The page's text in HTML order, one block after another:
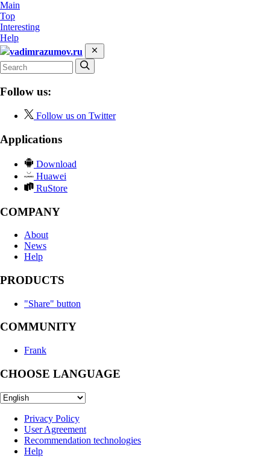
Main
Top
Interesting
Help
vadimrazumov.ru
Follow us:
Follow us on Twitter
Applications
Download
Huawei
RuStore
COMPANY
About
News
Help
PRODUCTS
"Share" button
COMMUNITY
Frank
CHOOSE LANGUAGE
Privacy Policy
User Agreement
Recommendation technologies
Help